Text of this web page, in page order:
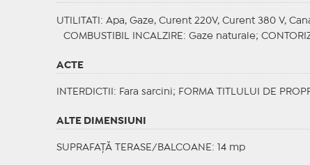
UTILITATI : Apa, Gaze, Curent 220V, Curent 380 V,
COMBUSTIBIL INCALZIRE : Gaze naturale;
ACTE
INTERDICTII : Fara sarcini; FORMA TITLULUI DE
ALTE DIMENSIUNI
SUPRAFAȚĂ TERASE/BALCOANE: 14 mp